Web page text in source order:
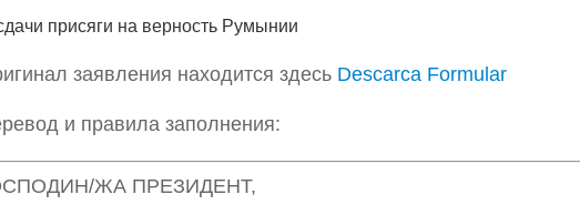
присяги на верность Румынии
заявления находится здесь Descarca Formular
и правила заполнения:
ЖА ПРЕЗИДЕНТ,